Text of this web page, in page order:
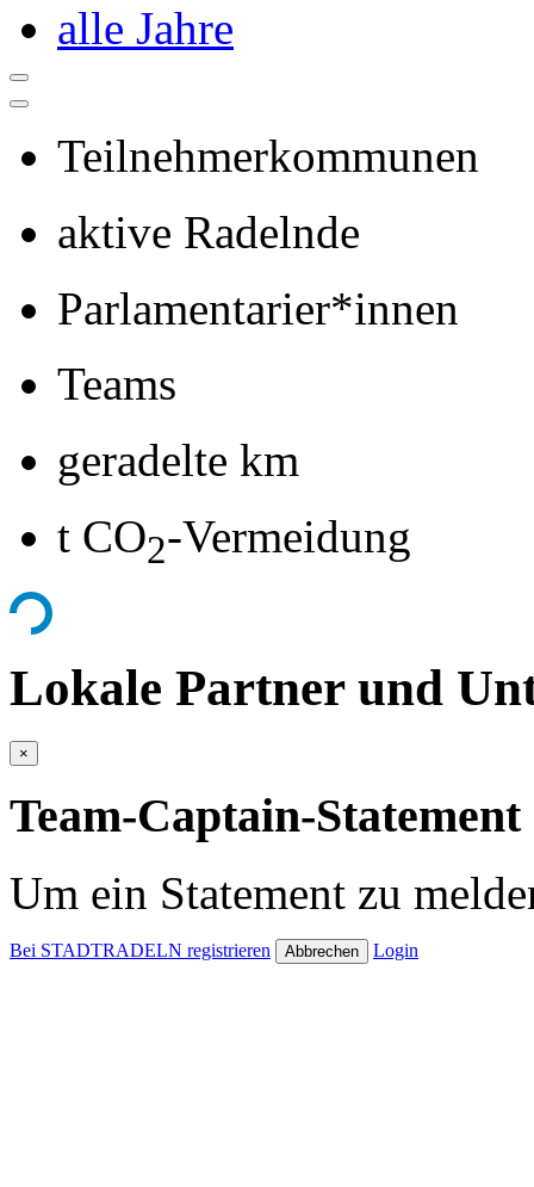
alle Jahre
Teilnehmerkommunen
aktive Radelnde
Parlamentarier*innen
Teams
geradelte km
t CO2-Vermeidung
Lokale Partner und
×
Team-Captain-
Um ein Statement zu
Bei STADTRADELN registrieren Abbrechen Login